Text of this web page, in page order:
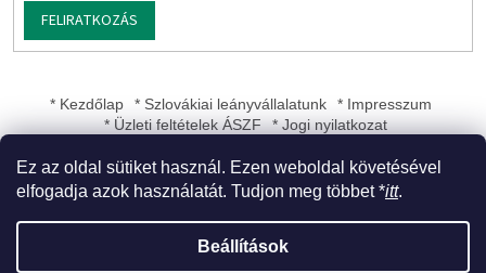
Ez az oldal sütiket használ. Ezen weboldal követésével
elfogadja azok használatát. Tudjon meg többet *itt.
Beállítások
FELIRATKOZÁS
* Kezdőlap * Szlovákiai leányvállalatunk
* Impresszum
* Üzleti feltételek ÁSZF
* Jogi nyilatkozat